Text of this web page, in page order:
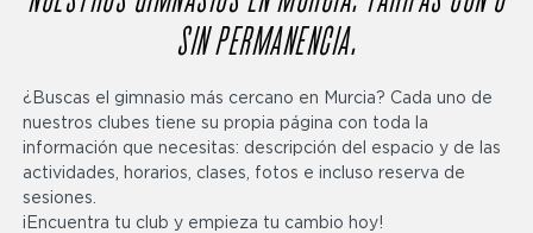
SIN PERMANENCIA.
¿Buscas el gimnasio más cercano en Murcia? Cada uno de
nuestros clubes tiene su propia página con toda la
información que necesitas: descripción del espacio y de las
actividades, horarios, clases, fotos e incluso reserva de
sesiones.
¡Encuentra tu club y empieza tu cambio hoy!